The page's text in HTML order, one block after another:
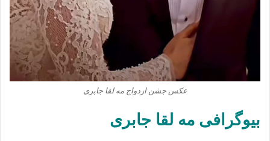
عکس جشن ازدواج مه لقا جابری
بیوگرافی مه‌ لقا جابری